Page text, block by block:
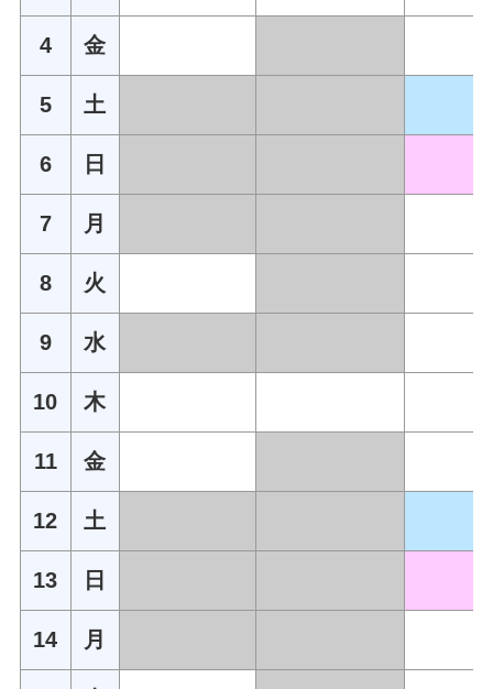
4 金
5 土
6 日
7 月
8 火
9 水
10 木
11 金
12 土
13 日
14 月